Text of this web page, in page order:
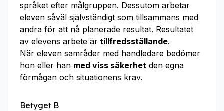
språket efter målgruppen. Dessutom arbetar
eleven såväl självständigt som tillsammans med
andra för att nå planerade resultat. Resultatet
av elevens arbete är tillfredsställande.
När eleven samråder med handledare bedömer
hon eller han med viss säkerhet den egna
förmågan och situationens krav.
Betyget B